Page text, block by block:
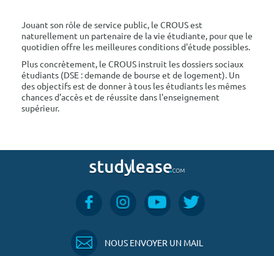
Jouant son rôle de service public, le CROUS est
naturellement un partenaire de la vie étudiante, pour que le
quotidien offre les meilleures conditions d'étude possibles.
Plus concrètement, le CROUS instruit les dossiers sociaux
étudiants (DSE : demande de bourse et de logement). Un
des objectifs est de donner à tous les étudiants les mêmes
chances d'accès et de réussite dans l'enseignement
supérieur.
NOUS ENVOYER UN MAIL